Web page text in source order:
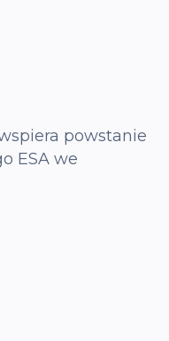
powstanie
ESA we